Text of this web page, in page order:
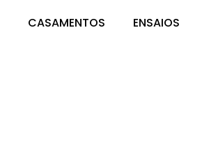
CASAMENTOS ENSAIOS